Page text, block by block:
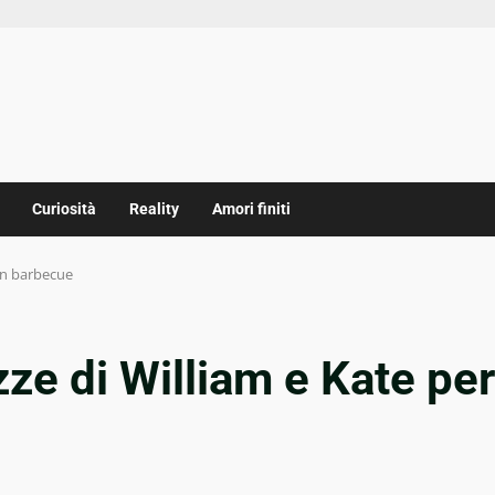
Curiosità Reality Amori finiti
barbecue
di William e Kate per